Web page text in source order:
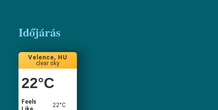
Időjárás
Velence, HU
clear sky
22°C
Feels
22°C